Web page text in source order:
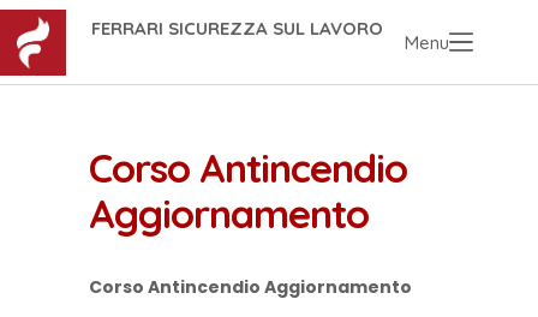
FERRARI SICUREZZA SUL LAVORO
Menu
Corso Antincendio
Aggiornamento
Corso Antincendio Aggiornamento